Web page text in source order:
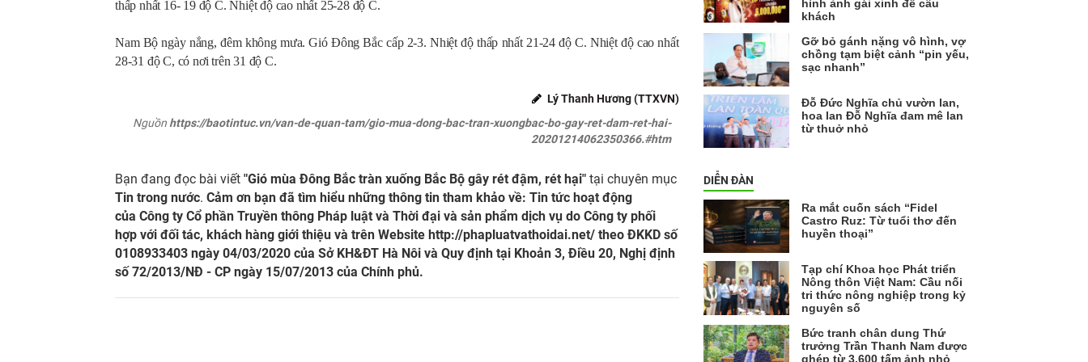
thấp nhất 16- 19 độ C. Nhiệt độ cao nhất 25-28 độ C.
Nam Bộ ngày nắng, đêm không mưa. Gió Đông Bắc cấp 2-3. Nhiệt độ thấp nhất 21-24 độ C. Nhiệt độ cao nhất
28-31 độ C, có nơi trên 31 độ C.
Lý Thanh Hương (TTXVN)
Nguồn https://baotintuc.vn/van-de-quan-tam/gio-mua-dong-bac-tran-xuongbac-bo-gay-ret-dam-ret-hai-
20201214062350366.#htm
Bạn đang đọc bài viết "Gió mùa Đông Bắc tràn xuống Bắc Bộ gây rét đậm, rét hại" tại chuyên mục
Tin trong nước. Cảm ơn bạn đã tìm hiểu những thông tin tham khảo về: Tin tức hoạt động
của Công ty Cổ phần Truyền thông Pháp luật và Thời đại và sản phẩm dịch vụ do Công ty phối
hợp với đối tác, khách hàng giới thiệu và trên Website http://phapluatvathoidai.net/ theo ĐKKD số
0108933403 ngày 04/03/2020 của Sở KH&ĐT Hà Nôi và Quy định tại Khoản 3, Điều 20, Nghị định
số 72/2013/NĐ - CP ngày 15/07/2013 của Chính phủ.
hình ảnh gái xinh để câu
khách
Gỡ bỏ gánh nặng vô hình, vợ
chồng tạm biệt cảnh “pin yếu,
sạc nhanh”
Đỗ Đức Nghĩa chủ vườn lan,
hoa lan Đỗ Nghĩa đam mê lan
từ thuở nhỏ
DIỄN ĐÀN
Ra mắt cuốn sách “Fidel
Castro Ruz: Từ tuổi thơ đến
huyền thoại”
Tạp chí Khoa học Phát triển
Nông thôn Việt Nam: Cầu nối
tri thức nông nghiệp trong kỷ
nguyên số
Bức tranh chân dung Thứ
trưởng Trần Thanh Nam được
ghép từ 3.600 tấm ảnh nhỏ